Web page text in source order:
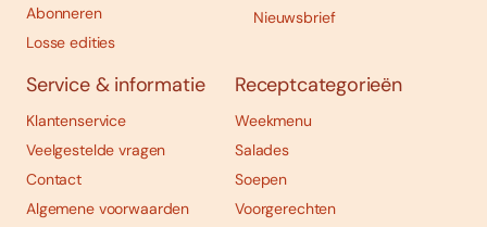
Abonneren
Losse edities
Nieuwsbrief
Service & informatie
Klantenservice
Veelgestelde vragen
Contact
Algemene voorwaarden
Receptcategorieën
Weekmenu
Salades
Soepen
Voorgerechten